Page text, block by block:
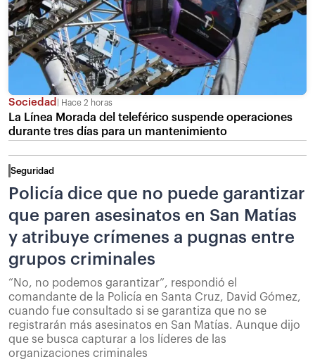
Sociedad Hace 2 horas
La Línea Morada del teleférico suspende operaciones
durante tres días para un mantenimiento
Seguridad
Policía dice que no puede garantizar
que paren asesinatos en San Matías
y atribuye crímenes a pugnas entre
grupos criminales
“No, no podemos garantizar”, respondió el
comandante de la Policía en Santa Cruz, David Gómez,
cuando fue consultado si se garantiza que no se
registrarán más asesinatos en San Matías. Aunque dijo
que se busca capturar a los líderes de las
organizaciones criminales